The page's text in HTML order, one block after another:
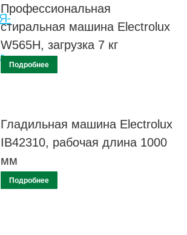
Профессиональная
стиральная машина Electrolux
W565H, загрузка 7 кг
Подробнее
Гладильная машина Electrolux
IB42310, рабочая длина 1000
мм
Подробнее